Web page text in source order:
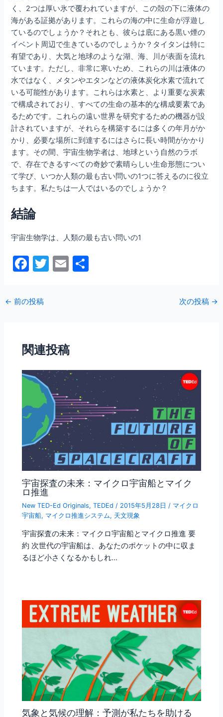
く、2つは厚い氷で覆われていますが、この殻の下に液体の
海がある証拠があります。これらの海の中に生命が浮遊し
ているのでしょうか？それとも、彼らは底にある黒い煙の
イベント周辺で生きているのでしょうか？タイタンは特に
有望であり、大気と地球のような湖、海、川が表面を流れ
ています。ただし、非常に寒いため、これらの川は液体の
水ではなく、メタンやエタンなどの液体炭化水素で流れて
いる可能性があります。これらは水素と、より重要な炭素
で構成されており、すべての生命の基本的な構成要素であ
るためです。これらの遠い世界を研究するための機器が設
計されていますが、それらを構築するには多くの年月がか
かり、必要な場所に到達するにはさらに長い時間がかかり
ます。その間、宇宙生物学者は、地球という自然のラボ
で、存在できるすべての奇妙で素晴らしい生命形態につい
て学び、いつか人類の最も古い問いの1つに答えるのに役立
ちます。私たちは一人ではいるのでしょうか？
結論
宇宙生物学は、人類の最も古い問いの1
F
c
e
o
o
k
T
E
← 前の投稿 次の投稿 →
関連投稿
宇宙探査の未来：マイクロ宇宙船とマイク
ロ推進
New TED-Ed Originals,TEDEd / 2015年5月28日 / マイクロ
宇宙船, マイクロ推進システム, 天文現象
宇宙探査の未来：マイクロ宇宙船とマイクロ推進 要
約 次世代の宇宙船は、あなたのポケットの中に収ま
るほど小さくなるかもしれ…
気象と気候の理解：予測が私たちを助ける